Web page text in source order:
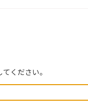
ください。